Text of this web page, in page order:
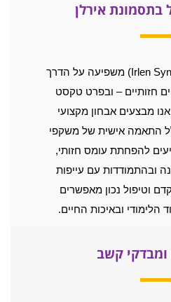
בתסמונת אירלן
תסמונת אירלן (Irlen Syndrome) משפיעה על הדרך
חזותיים – ובפרט טקסט
מבצעים אבחון מקצועי
התאמה אישית של משקפי
להפחתת עומס חזותי,
ובהתמודדות עם עייפות
וטיפול נכון מאפשרים
הלימודי ובאיכות החיים.
ומבדקי קשב